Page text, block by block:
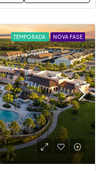
TEMPORADA NOVA FASE